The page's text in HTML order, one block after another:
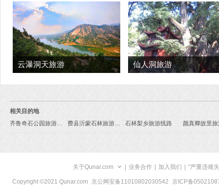
云瀑洞天旅游 仙人洞旅游
相关目的地
齐鲁奇石公园旅游线路
费县沂蒙石林旅游线路 石林梨乡旅游线路 颜真卿故里
关于Qunar.com 业务合作 加入我们 "严重违规
Copyright ©2021 Qunar.com 京公网安备11010802030542 京ICP备